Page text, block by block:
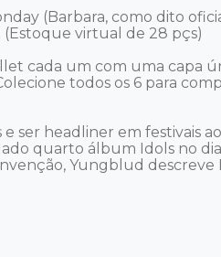
(Barbara, como dito
(Estoque virtual de 28 pçs)
cada um com uma capa
todos os 6 para
e ser headliner em
quarto álbum Idols no
Yungblud descreve